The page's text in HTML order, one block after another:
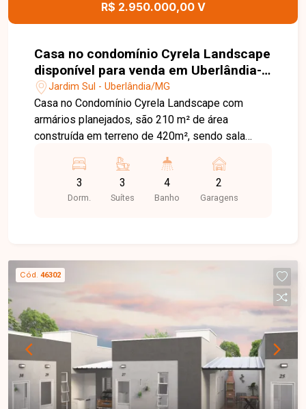
R$ 2.950.000,00 V
Casa no condomínio Cyrela Landscape
disponível para venda em Uberlândia-
MGJardim Sul - Uberlândia/MG
Casa no Condomínio Cyrela Landscape com
armários planejados, são 210 m² de área
construída em terreno de 420m², sendo sala
com piscina e 2 vagas de garagem. Ótimo
investimento, previsão de termino em Maio de
3
Dorm.
3
Suítes
4
Banho
2
Garagens
Cód. 46302